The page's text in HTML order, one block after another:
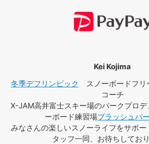
Kei Kojima
冬季デフリンピック スノーボードフ
コーチ
X-JAM高井富士スキー場のパークプロデ
ーボード練習場ブラッシュパ
みなさんの楽しいスノーライフをサポー
タッフ一同、お待ちしており